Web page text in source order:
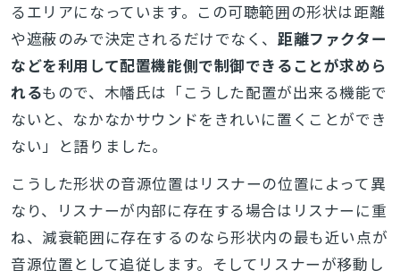
るエリアになっています。この可聴範囲の形状は距離
や遮蔽のみで決定されるだけでなく、距離ファクター
などを利用して配置機能側で制御できることが求めら
れるもので、木幡氏は「こうした配置が出来る機能で
ないと、なかなかサウンドをきれいに置くことができ
ない」と語りました。
こうした形状の音源位置はリスナーの位置によって異
なり、リスナーが内部に存在する場合はリスナーに重
ね、減衰範囲に存在するのなら形状内の最も近い点が
音源位置として追従します。そしてリスナーが移動し